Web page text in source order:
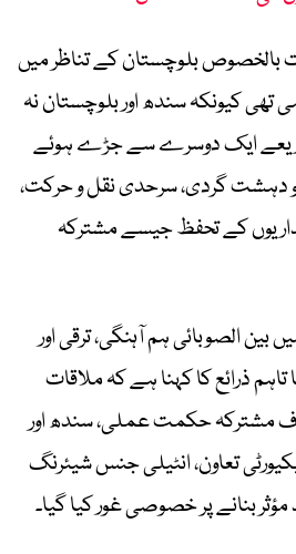
بالخصوص بلوچستان کے تناظر میں
کیونکہ سندھ اور بلوچستان نہ
ایک دوسرے سے جڑے ہوئے
دہشت گردی، سرحدی نقل و حرکت،
کے تحفظ جیسے مشترکہ
بین الصوبائی ہم آہنگی، ترقی اور
تاہم ذرائع کا کہنا ہے کہ ملاقات
مشترکہ حکمت عملی، سندھ اور
تعاون، انٹیلی جنس شیئرنگ
بنانے پر خصوصی غور کیا گیا۔